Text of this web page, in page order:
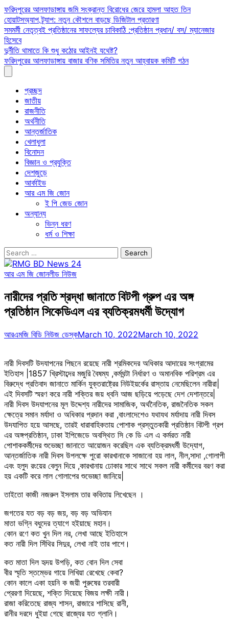
Skip
to
content
ফরিদপুরের আলফাডাঙ্গায় জমি সংক্রান্ত বিরোধের জেরে হামলা আহত তিন
হোয়াটসঅ্যাপ ট্র্যাপ: নতুন কৌশলে বাড়ছে ডিজিটাল প্রতারণা
সমমর্মী নেতৃত্বই প্রতিষ্ঠানের সাফল্যের চাবিকাঠি :প্রতিষ্ঠান প্রধান/ বস/ ম্যানেজার
হিসেবে
দুর্নীতি থামাতে কি শুধু কঠোর আইনই যথেষ্ট?
ফরিদপুরের আলফাডাঙ্গায় বাজার বণিক সমিতির নতুন আহ্বায়ক কমিটি গঠন
প্রচ্ছদ
জাতীয়
রাজনীতি
অর্থনীতি
আন্তর্জাতিক
খেলাধুলা
বিনোদন
বিজ্ঞান ও প্রযুক্তি
দেশজুড়ে
আর্কাইভ
আর এম জি জোন
ই পি জেড জোন
অন্যান্য
ভিন্ন ধরণ
ধর্ম ও শিক্ষা
Search
for:
আর এম জি জোনলীড নিউজ
নারীদের প্রতি শ্রদ্ধা জানাতে বিটপী গ্রুপ এর অঙ্গ
প্রতিষ্ঠান সিকেডিএল এর ব্যতিক্রমধর্মী উদ্যোগ
আরএমজি বিডি নিউজ ডেস্কMarch 10, 2022March 10, 2022
নারী দিবসটি উদযাপনের পিছনে রয়েছে নারী শ্রমিকদের অধিকার আদায়ের সংগ্রামের
ইতিহাস |1857 খ্রিস্টাব্দের মজুরি বৈষম্য ,কর্মঘন্টা নির্ধারণ ও অমানবিক পরিশ্রম এর
বিরুদ্ধে প্রতিবাদ জানাতে মার্কিন যুক্তরাষ্ট্রের নিউইয়র্কের রাস্তায় নেমেছিলেন নারীরা|
এই দিবসটি স্মরণ করে নারী শক্তির জয় ধ্বনি আজ ছড়িয়ে পড়েছে দেশ দেশান্তরে|
নারী দিবস উদযাপনের মূল উদ্দেশ্য নারীদের সামাজিক, অর্থনৈতিক, রাজনৈতিক সকল
ক্ষেত্রে সমান মর্যাদা ও অধিকার প্রদান করা ,বাংলাদেশেও যথাযথ মর্যাদায় নারী দিবস
উদযাপিত হয়ে আসছে, তারই ধারাবাহিকতায় পোশাক প্রস্তুতকারী প্রতিষ্ঠান বিটপী গ্রপ
এর অঙ্গপ্রতিষ্ঠান, ঢাকা ইপিজেডে অবস্থিত সি কে ডি এল এ কর্মরত নারী
পোশাককর্মীদের শুভেচ্ছা জানাতে আয়োজন করেছিল এক ব্যতিক্রমধর্মী উদ্যোগ,
আন্তর্জাতিক নারী দিবস উপলক্ষে পুরো কারখানাকে সাজানো হয় লাল, নীল,সাদা ,গোলাপী
এবং হলুদ রংয়ের বেলুন দিয়ে ,কারখানায় ঢোকার সাথে সাথে সকল নারী কর্মীদের বরণ করা
হয় একটি করে লাল গোলাপের শুভেচ্ছা জানিয়ে|
তাইতো কাজী নজরুল ইসলাম তার কবিতায় লিখেছেন ।
জগতের যত বড় বড় জয়, বড় বড় অভিযান
মাতা ভগ্নি বধুদের ত্যাগে হইয়াছে মহান।
কোন রণে কত খুন দিল নর, লেখা আছে ইতিহাসে
কত নারী দিল সিঁথির সিদুর, লেখা নাই তার পাশে।
কত মাতা দিল হৃদয় উপড়ি, কত বোন দিল সেবা
বীর স্মৃতি স্তম্ভের গায়ে লিখিয়া রেখেছে কেবা?
কোন কালে একা হয়নি ক জয়ী পুরুষের তরবারী
প্রেরণা দিয়েছে, শক্তি দিয়েছে বিজয় লক্ষী নারী।
রাজা করিতেছে রাজ্য শাসন, রাজারে শাসিছে রানী,
রানীর দরদে ধুইয়া গেছে রাজ্যের যত গ্লানি।